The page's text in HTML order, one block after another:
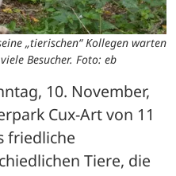
„tierischen“ Kollegen warten
Besucher. Foto: eb
10. November,
Cux-Art von 11
friedliche
Tiere, die